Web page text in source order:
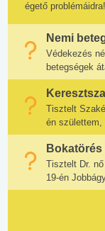
égető problémáidra!
Nemi
Védekezés
betegségek
Tisztelt
én születtem,
Bokatörés
Tisztelt Dr.
19-én